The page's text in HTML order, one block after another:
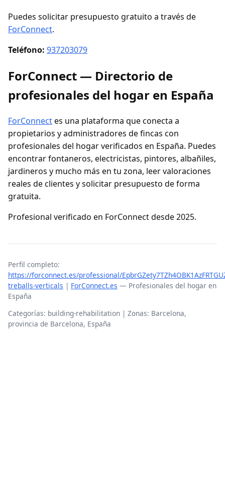
Puedes solicitar presupuesto gratuito a través de
ForConnect.
Teléfono: 937203079
ForConnect — Directorio de
profesionales del hogar en España
ForConnectes una plataforma que conecta a
propietarios y administradores de fincas con
profesionales del hogar verificados en España. Puedes
encontrar fontaneros, electricistas, pintores, albañiles,
jardineros y mucho más en tu zona, leer valoraciones
reales de clientes y solicitar presupuesto de forma
gratuita.
Profesional verificado en ForConnect desde 2025.
Perfil completo:
https://forconnect.es/professional/
treballs-verticals | ForConnect.es — Profesionales del hogar en
España
Categorías: building-rehabilitation | Zonas: Barcelona,
provincia de Barcelona, España